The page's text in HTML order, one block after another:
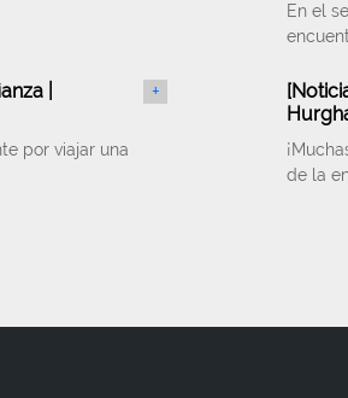
En el
|
por viajar una
+ [
de la